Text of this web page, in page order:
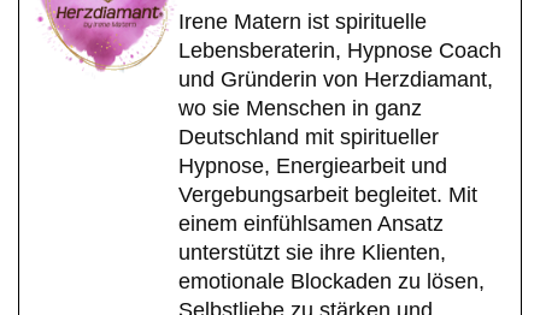
Irene Matern ist spirituelle
Lebensberaterin, Hypnose Coach
und Gründerin von Herzdiamant,
wo sie Menschen in ganz
Deutschland mit spiritueller
Hypnose, Energiearbeit und
Vergebungsarbeit begleitet. Mit
einem einfühlsamen Ansatz
unterstützt sie ihre Klienten,
emotionale Blockaden zu lösen,
Selbstliebe zu stärken und